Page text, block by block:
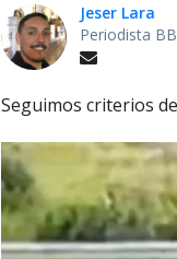
Jeser Lara
Periodista
Seguimos criterios de